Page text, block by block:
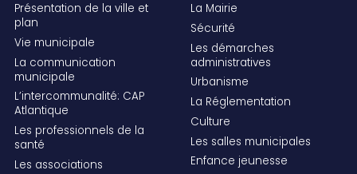
Présentation de la ville et
plan
Vie municipale
La communication
municipale
L’intercommunalité: CAP
Atlantique
Les professionnels de la
santé
Les associations
La Mairie
Sécurité
Les démarches
administratives
Urbanisme
La Réglementation
Culture
Les salles municipales
Enfance jeunesse